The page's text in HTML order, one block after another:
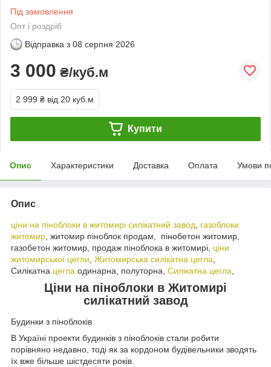
Під замовлення
Опт і роздріб
Відправка з 08 серпня 2026
3 000 ₴/куб.м
2 999 ₴ від 20 куб.м
Купити
Опис Характеристики Доставка Оплата Умови
Опис
ціни на піноблоки в житомирі силікатний завод
газоблоки
житомир , житомир піноблок продам, пінобетон житомир,
газобетон житомир, продаж піноблока в житомирі, ціни
житомирської цегли Житомирська силікатна цегла
Силікатна цегла одинарна, полуторна, Силікатна цегла
Ціни на піноблоки в Житомирі
силікатний завод
Будинки з піноблоків
В Україні проекти будинків з піноблоків стали робити
порівняно недавно, тоді як за кордоном будівельники зводять
їх вже більше шістдесяти років.